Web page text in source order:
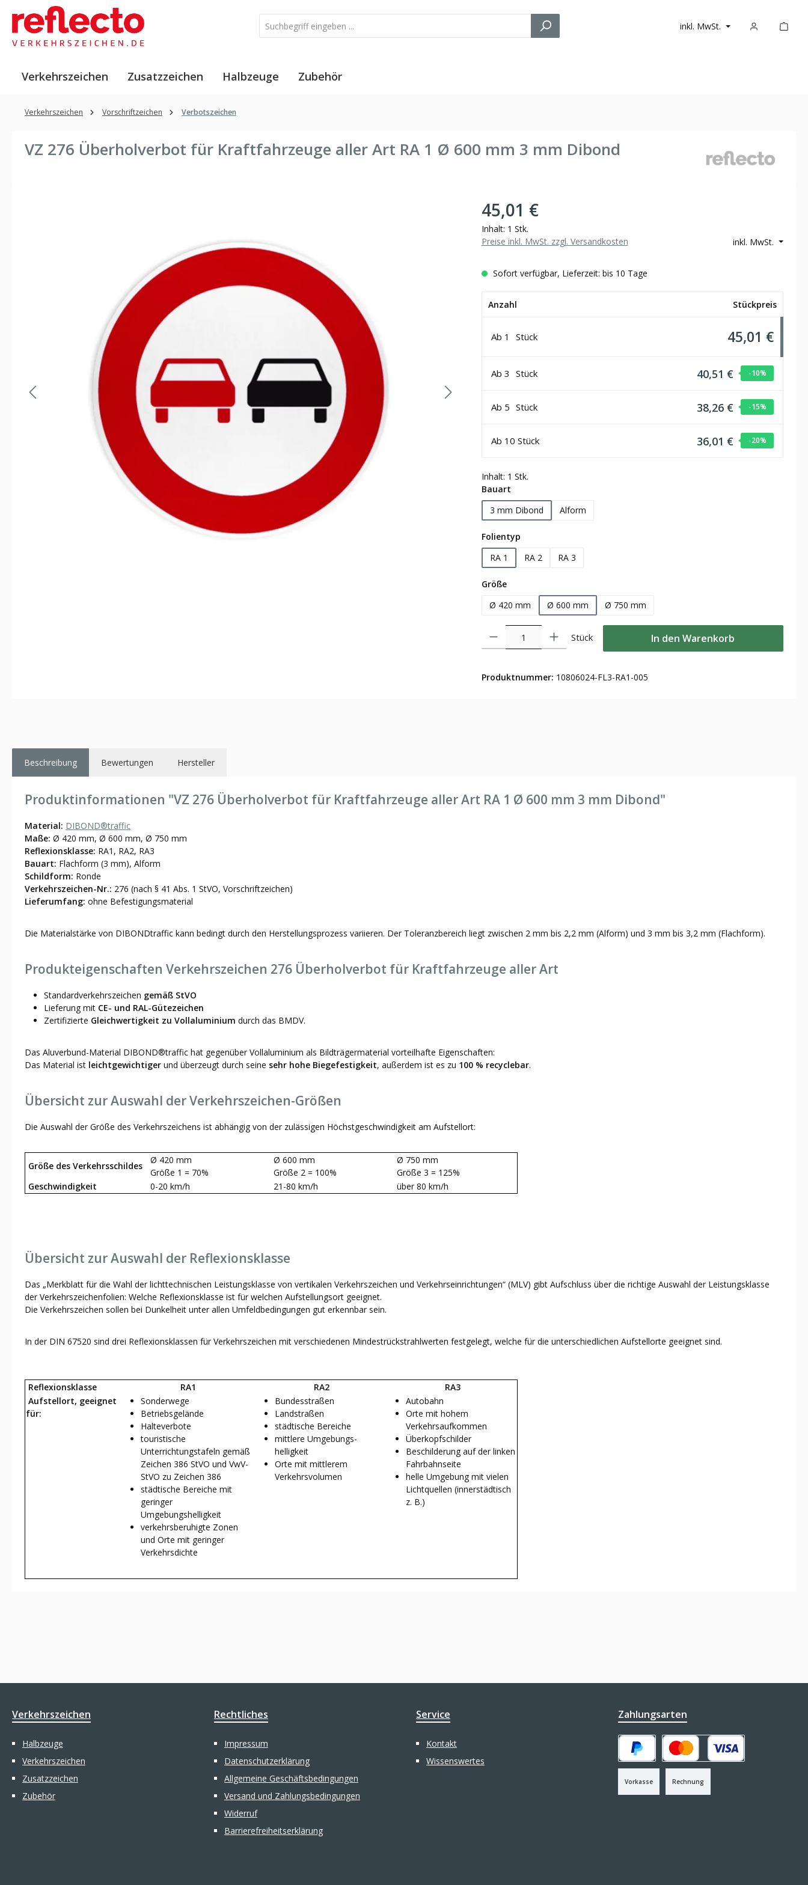
Hauptinhalt springen
Zur Suche springen
Zur Hauptnavigation springen
inkl. MwSt.
Verkehrszeichen Zusatzzeichen Halbzeuge Zubehör
Verkehrszeichen Vorschriftzeichen Verbotszeichen
VZ 276 Überholverbot für Kraftfahrzeuge aller Art RA 1 Ø 600 mm 3 mm Dibond
45,01 €
Inhalt: 1 Stk.
inkl. MwSt.
Preise inkl. MwSt. zzgl. Versandkosten
Sofort verfügbar, Lieferzeit: bis 10 Tage
Anzahl Stückpreis
Ab 1 Stück 45,01 €
Ab 3 Stück 40,51 € -10%
Ab 5 Stück 38,26 € -15%
Ab 10 Stück 36,01 € -20%
Inhalt: 1 Stk.
Bauartauswählen
3 mm Dibond
Alform
Folientypauswählen
RA 1
RA 2 RA 3
Größeauswählen
Ø 420 mm
Ø 600 mm Ø 750 mm
Stück In den Warenkorb
Produktnummer: 10806024-FL3-RA1-005
Beschreibung Bewertungen Hersteller
Produktinformationen "VZ 276 Überholverbot für Kraftfahrzeuge aller Art RA 1 Ø 600 mm 3 mm Dibond"
Material: DIBOND®traffic
Maße: Ø 420 mm, Ø 600 mm, Ø 750 mm
Reflexionsklasse: RA1, RA2, RA3
Bauart: Flachform (3 mm), Alform
Schildform: Ronde
Verkehrszeichen-Nr.: 276 (nach § 41 Abs. 1 StVO, Vorschriftzeichen)
Lieferumfang: ohne Befestigungsmaterial
Die Materialstärke von DIBONDtraffic kann bedingt durch den Herstellungsprozess variieren. Der Toleranzbereich liegt zwischen 2 mm bis 2,2 mm (Alform) und 3 mm bis 3,2 mm (Flachform).
Produkteigenschaften Verkehrszeichen 276 Überholverbot für Kraftfahrzeuge aller Art
Standardverkehrszeichen gemäß StVO
Lieferung mit CE- und RAL-Gütezeichen
Zertifizierte Gleichwertigkeit zu Vollaluminium durch das BMDV.
Das Aluverbund-Material DIBOND®traffic hat gegenüber Vollaluminium als Bildträgermaterial vorteilhafte Eigenschaften:
Das Material ist leichtgewichtiger und überzeugt durch seine sehr hohe Biegefestigkeit, außerdem ist es zu 100 % recyclebar.
Übersicht zur Auswahl der Verkehrszeichen-Größen
Die Auswahl der Größe des Verkehrszeichens ist abhängig von der zulässigen Höchstgeschwindigkeit am Aufstellort:
Größe des Verkehrsschildes
Ø 420 mm
Größe 1 = 70%
Ø 600 mm
Größe 2 = 100%
Ø 750 mm
Größe 3 = 125%
Geschwindigkeit
0-20 km/h 21-80 km/h über 80 km/h
Übersicht zur Auswahl der Reflexionsklasse
Das „Merkblatt für die Wahl der lichttechnischen Leistungsklasse von vertikalen Verkehrszeichen und Verkehrseinrichtungen“ (MLV) gibt Aufschluss über die richtige Auswahl der Leistungsklasse
der Verkehrszeichenfolien: Welche Reflexionsklasse ist für welchen Aufstellungsort geeignet.
Die Verkehrszeichen sollen bei Dunkelheit unter allen Umfeldbedingungen gut erkennbar sein.
In der DIN 67520 sind drei Reflexionsklassen für Verkehrszeichen mit verschiedenen Mindestrückstrahlwerten festgelegt, welche für die unterschiedlichen Aufstellorte geeignet sind.
Reflexionsklasse RA1 RA2
RA3
Aufstellort, geeignet
für:
Sonderwege
Betriebsgelände
Halteverbote
touristische
Unterrichtungstafeln gemäß
Zeichen 386 StVO und VwV-
StVO zu Zeichen 386
städtische Bereiche mit
geringer
Umgebungshelligkeit
verkehrsberuhigte Zonen
und Orte mit geringer
Verkehrsdichte
Bundesstraßen
Landstraßen
städtische Bereiche
mittlere Umgebungs-
helligkeit
Orte mit mittlerem
Verkehrsvolumen
Autobahn
Orte mit hohem
Verkehrsaufkommen
Überkopfschilder
Beschilderung auf der linken
Fahrbahnseite
helle Umgebung mit vielen
Lichtquellen (innerstädtisch
z. B.)
Verkehrszeichen
Halbzeuge
Verkehrszeichen
Zusatzzeichen
Zubehör
Rechtliches
Impressum
Datenschutzerklärung
Allgemeine Geschäftsbedingungen
Versand und Zahlungsbedingungen
Widerruf
Barrierefreiheitserklärung
Service
Kontakt
Wissenswertes
Zahlungsarten
Vorkasse
PayPal Kredit- oder Debitkarte
Rechnung